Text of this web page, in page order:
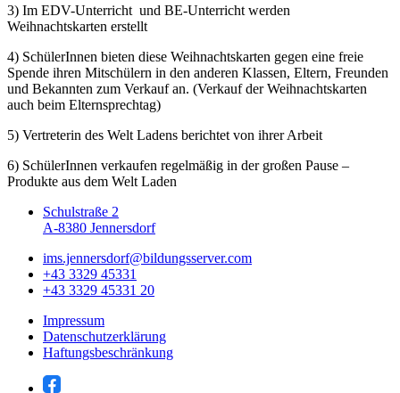
3) Im EDV-Unterricht und BE-Unterricht werden
Weihnachtskarten erstellt
4) SchülerInnen bieten diese Weihnachtskarten gegen eine freie
Spende ihren Mitschülern in den anderen Klassen, Eltern, Freunden
und Bekannten zum Verkauf an. (Verkauf der Weihnachtskarten
auch beim Elternsprechtag)
5) Vertreterin des Welt Ladens berichtet von ihrer Arbeit
6) SchülerInnen verkaufen regelmäßig in der großen Pause –
Produkte aus dem Welt Laden
Schulstraße 2
A-8380 Jennersdorf
ims.jennersdorf@bildungsserver.com
+43 3329 45331
+43 3329 45331 20
Impressum
Datenschutzerklärung
Haftungsbeschränkung